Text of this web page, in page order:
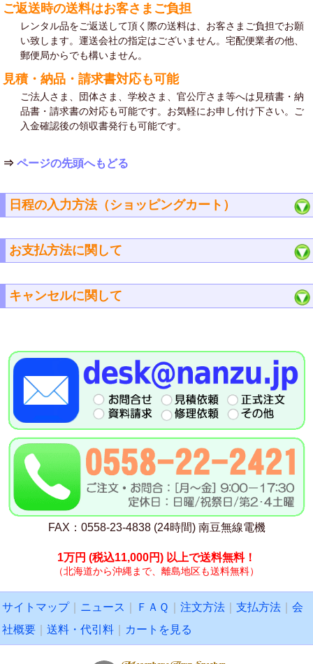
ご返送時の送料はお客さまご負担
レンタル品をご返送して頂く際の送料は、お客さまご負担でお願
い致します。運送会社の指定はございません。宅配便業者の他、
郵便局からでも構いません。
見積・納品・請求書対応も可能
ご法人さま、団体さま、学校さま、官公庁さま等へは見積書・納
品書・請求書の対応も可能です。お気軽にお申し付け下さい。ご
入金確認後の領収書発行も可能です。
⇒ページの先頭へもどる
日程の入力方法（ショッピングカート）
お支払方法に関して
キャンセルに関して
FAX：0558-23-4838 (24時間) 南豆無線電機
1万円 (税込11,000円) 以上で送料無料！
（北海道から沖縄まで、離島地区も送料無料）
サイトマップ｜ ニュース ＦＡＱ 注文方法 支払方法
会
社概要
送料・代引料 カートを見る